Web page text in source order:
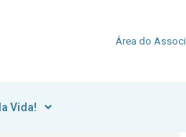
Área do
Vida!